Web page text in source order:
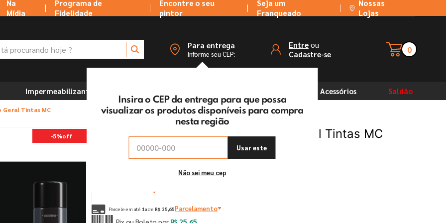
Na
Mídia
Programa de
Fidelidade
Encontre o seu
pintor
Seja um
Franqueado
Nossas
Lojas
Para entrega
Informe seu CEP:
Insira o CEP da entrega para que possa
visualizar os produtos disponíveis para compra
nesta região
Usar este
Não sei meu cep
Entre ou
Cadastre-se 0
Impermeabilizantes Acessórios Saldão
Geral Tintas MC
-5%off Spray Preto Sem Brilho 400Ml Uso Geral Tintas MC
Vendido e entregue por:Tintas MC Ltda
Parcele em até 1xde R$ 25,65Parcelamento